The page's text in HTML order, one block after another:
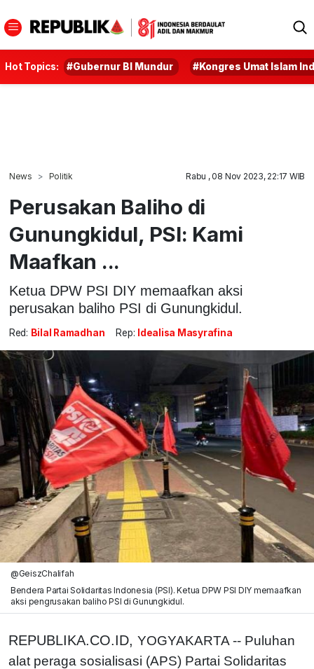
Hot Topics: #Gubernur BI Mundur #Kongres Umat Islam
News Politik Rabu , 08 Nov 2023, 22:17 WIB
Perusakan Baliho di
Gunungkidul, PSI: Kami
Maafkan ...
Ketua DPW PSI DIY memaafkan aksi
perusakan baliho PSI di Gunungkidul.
Red: Bilal Ramadhan Rep: Idealisa Masyrafina
@GeiszChalifah
Bendera Partai Solidaritas Indonesia (PSI). Ketua DPW PSI DIY memaafkan
aksi pengrusakan baliho PSI di Gunungkidul.
REPUBLIKA.CO.ID, YOGYAKARTA -- Puluhan
alat peraga sosialisasi (APS) Partai Solidaritas